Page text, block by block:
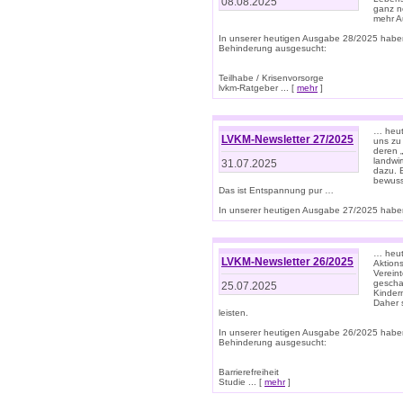
ganz
mehr
In unserer heutigen Ausgabe 28/2025
Behinderung ausgesucht:
Teilhabe / Krisenvorsorge
lvkm-Ratgeber ... [ mehr]
LVKM-Newsletter 27/2025
31.07.2025
…
uns zu
deren
dazu.
Das ist Entspannung pur …
In unserer heutigen Ausgabe 27/2025
LVKM-Newsletter 26/2025
25.07.2025
…
Daher
leisten.
In unserer heutigen Ausgabe 26/2025
Behinderung ausgesucht:
Barrierefreiheit
Studie ... [ mehr]